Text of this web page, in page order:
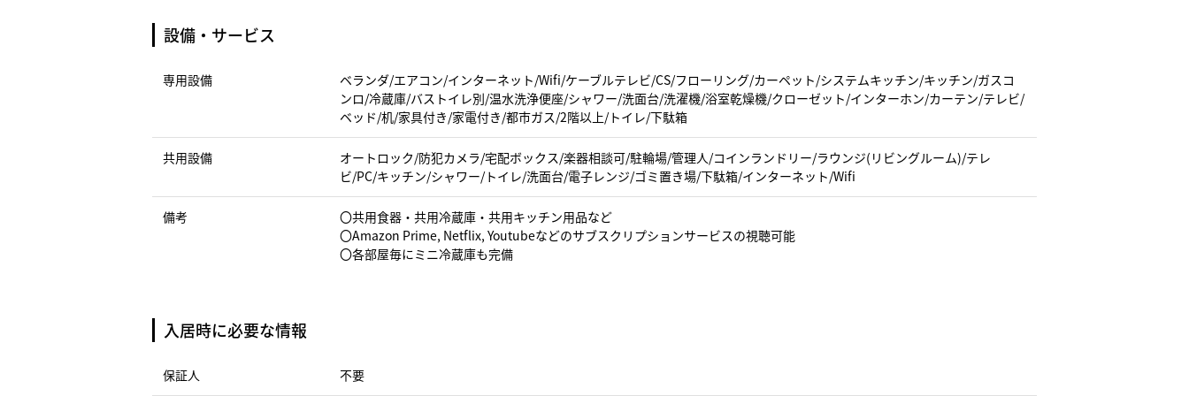
設備・サービス
専用設備
ベランダ/エアコン/インターネット/Wifi/ケーブルテレビ/CS/フローリング/カーペット/システムキッチン/キッチン/ガスコ
ンロ/冷蔵庫/バストイレ別/温水洗浄便座/シャワー/洗面台/洗濯機/浴室乾燥機/クローゼット/インターホン/カーテン/テレビ/
ベッド/机/家具付き/家電付き/都市ガス/2階以上/トイレ/下駄箱
共用設備
オートロック/防犯カメラ/宅配ボックス/楽器相談可/駐輪場/管理人/コインランドリー/ラウンジ(リビングルーム)/テレ
ビ/PC/キッチン/シャワー/トイレ/洗面台/電子レンジ/ゴミ置き場/下駄箱/インターネット/Wifi
備考
〇共用食器・共用冷蔵庫・共用キッチン用品など
〇Amazon Prime, Netflix, Youtubeなどのサブスクリプションサービスの視聴可能
〇各部屋毎にミニ冷蔵庫も完備
入居時に必要な情報
保証人 不要